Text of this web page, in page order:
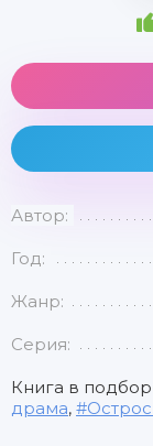
Автор:
Год:
Жанр:
Серия:
Книга в
драма,